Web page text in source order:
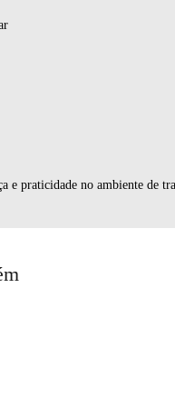
e praticidade no ambiente de